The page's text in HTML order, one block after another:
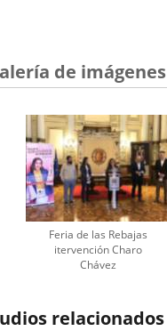
de imágenes
Feria de las Rebajas
itervención Charo
Chávez
relacionados